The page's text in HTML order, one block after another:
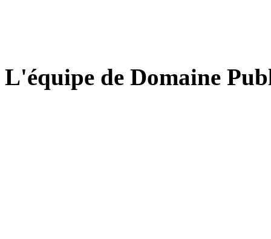
L'équipe de Domaine